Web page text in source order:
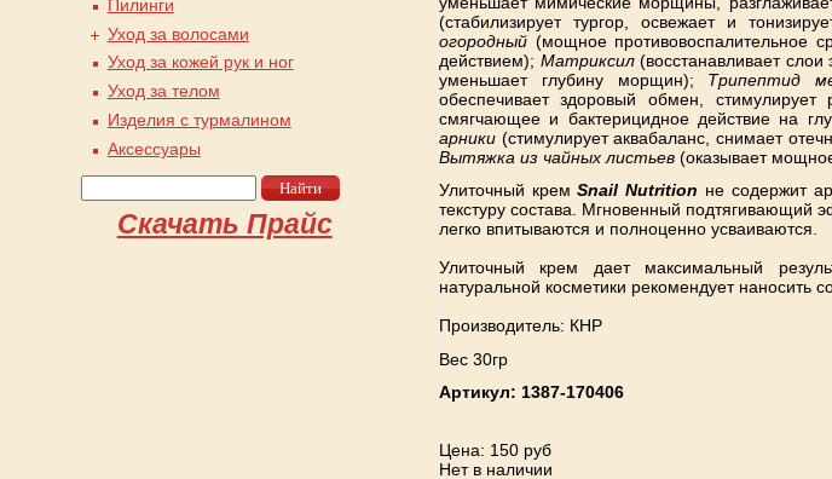
(стабилизирует тургор, освежает и
огородный(мощное противовоспалительное
действием); Матриксил(восстанавливает слои
уменьшает глубину морщин); Трипептид
обеспечивает здоровый обмен, стимулирует
смягчающее и бактерицидное действие на
арники(стимулирует аквабаланс, снимает
Вытяжка из чайных листьев(оказывает мощное
Улиточный кремSnail Nutrition не содержит
текстуру состава. Мгновенный подтягивающий
легко впитываются и полноценно усваиваются.
Улиточный крем дает максимальный
натуральной косметики рекомендует наносить
Производитель: КНР
Вес 30гр
Артикул: 1387-170406
Цена: 150 руб
Нет в наличии
Пилинги
Уход за волосами
Уход за кожей рук и ног
Уход за телом
Изделия с турмалином
Аксессуары
Форма поиска
Скачать Прайс